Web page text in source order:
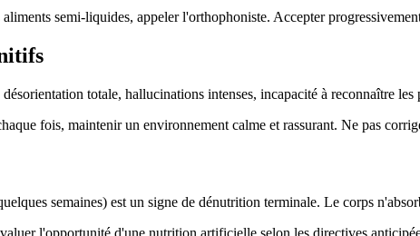
semi-liquides, appeler l'orthophoniste. Accepter
totale, hallucinations intenses, incapacité à reconnaître les
fois, maintenir un environnement calme et rassurant. Ne pas
semaines) est un signe de dénutrition terminale. Le corps
l'opportunité d'une nutrition artificielle selon les directives